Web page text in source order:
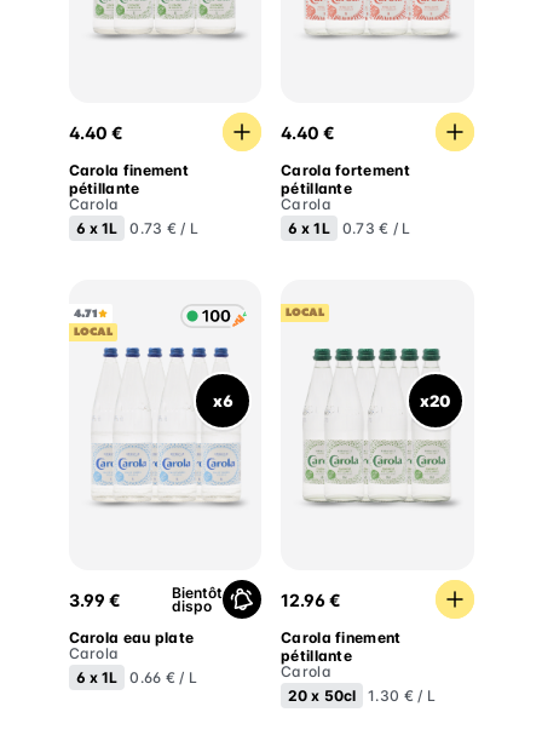
Carola finement pétillante
4.40 €
Carola finement
pétillante
Carola
6 x1L 0.73 € / L
Carola fortement pétillante
4.40 €
Carola fortement
pétillante
Carola
6 x 1L 0.73 € / L
4.71
LOCAL
x6
3.99 € Bientôt
dispo
Carola eau plate
Carola
6 x1L 0.66 € / L
LOCAL
x20
Carola finement pétillante
12.96 €
Carola finement
pétillante
Carola
20 x 50cl 1.30 € / L